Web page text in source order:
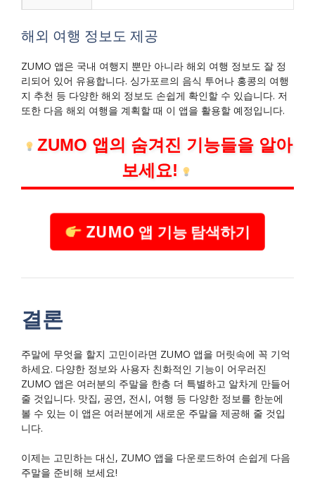
해외 여행 정보도 제공
ZUMO 앱은 국내 여행지 뿐만 아니라 해외 여행 정보도 잘 정
리되어 있어 유용합니다. 싱가포르의 음식 투어나 홍콩의 여행
지 추천 등 다양한 해외 정보도 손쉽게 확인할 수 있습니다. 저
또한 다음 해외 여행을 계획할 때 이 앱을 활용할 예정입니다.
ZUMO 앱의 숨겨진 기능들을 알아
보세요!
ZUMO 앱 기능 탐색하기
결론
주말에 무엇을 할지 고민이라면 ZUMO 앱을 머릿속에 꼭 기억
하세요. 다양한 정보와 사용자 친화적인 기능이 어우러진
ZUMO 앱은 여러분의 주말을 한층 더 특별하고 알차게 만들어
줄 것입니다. 맛집, 공연, 전시, 여행 등 다양한 정보를 한눈에
볼 수 있는 이 앱은 여러분에게 새로운 주말을 제공해 줄 것입
니다.
이제는 고민하는 대신, ZUMO 앱을 다운로드하여 손쉽게 다음
주말을 준비해 보세요!